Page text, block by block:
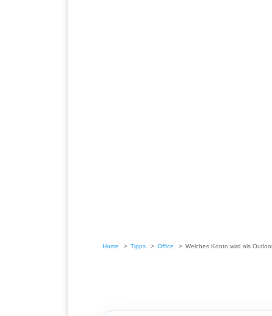
Home Tipps Office Welches Konto wird als